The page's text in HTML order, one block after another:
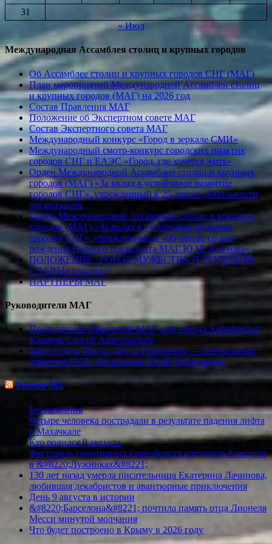
31
« Июл
Международная Ассамблея столиц и крупных городов
Об Ассамблее столиц и крупных городов СНГ (МАГ)
План мероприятий Международной Ассамблеи столиц
и крупных городов (МАГ) на 2026 год
Состав Правления МАГ
Положение об Экспертном совете МАГ
Состав Экспертного совета МАГ
Международный конкурс «Город в зеркале СМИ»
Международный смотр-конкурс городских практик
городов СНГ и ЕАЭС «Город, где хочется жить»
Орден Международной Ассамблеи столиц и крупных
городов (МАГ) «За вклад в устойчивое развитие
городов СНГ», учрежденный к 25-летию деятельности
организации
Орден Международной Ассамблеи столиц и крупных
городов (МАГ) «За вклад в устойчивое развитие
городов СНГ», учрежденный к «90-летию со дня
рождения Первого президента МАГ Ю.М. Лужкова»
ПОЛОЖЕНИЕ «ГОРОД МУЖЕСТВА И ТРУДОВОЙ
СЛАВЫ» (проект)
ПАРТНЕРЫ МАГ
Руководители МАГ
Председатель Правления МАГ, мэр города Хабаровска:
Кравчук Сергей Анатольевич
Заместитель Председателя Правления — генеральный
директор МАГ: Васюнькин Юрий Николаевич
Россия 365
Без названия
Четыре человека пострадали в результате падения лифта
в Махачкале
Кто родился 9 августа
Фестиваль спортивных единоборств состоится 9 августа
в &#8220;Лужниках&#8221;
130 лет назад умерла писательница Екатерина Лачинова,
любившая декабристов и авантюрные приключения
День 9 августа в истории
&#8220;Барселона&#8221; почтила память отца Лионеля
Месси минутой молчания
Что будет построено в Крыму в 2026 году